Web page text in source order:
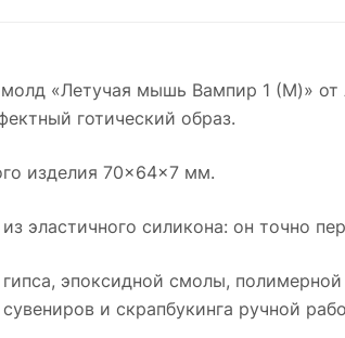
«Летучая мышь Вампир 1 (M)»
готический образ.
изделия 70×64×7 мм.
эластичного силикона: он точно
эпоксидной смолы,
и скрапбукинга ручной